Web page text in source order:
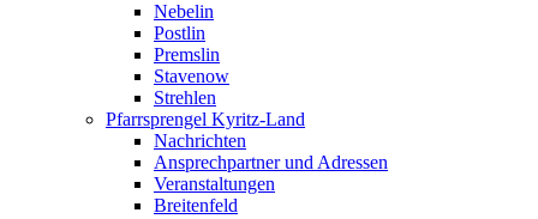
Nebelin
Postlin
Premslin
Stavenow
Strehlen
Pfarrsprengel Kyritz-Land
Nachrichten
Ansprechpartner und Adressen
Veranstaltungen
Breitenfeld